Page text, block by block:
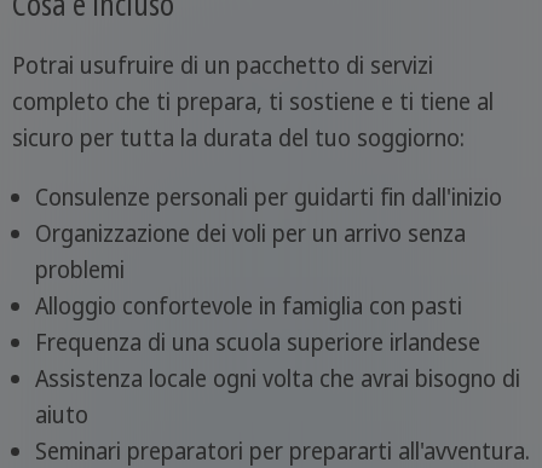
Potrai usufruire di un pacchetto di servizi
completo che ti prepara, ti sostiene e ti tiene al
sicuro per tutta la durata del tuo soggiorno:
Consulenze personali per guidarti fin dall'inizio
Organizzazione dei voli per un arrivo senza
problemi
Alloggio confortevole in famiglia con pasti
Frequenza di una scuola superiore irlandese
Assistenza locale ogni volta che avrai bisogno di
aiuto
Seminari preparatori per prepararti all'avventura.